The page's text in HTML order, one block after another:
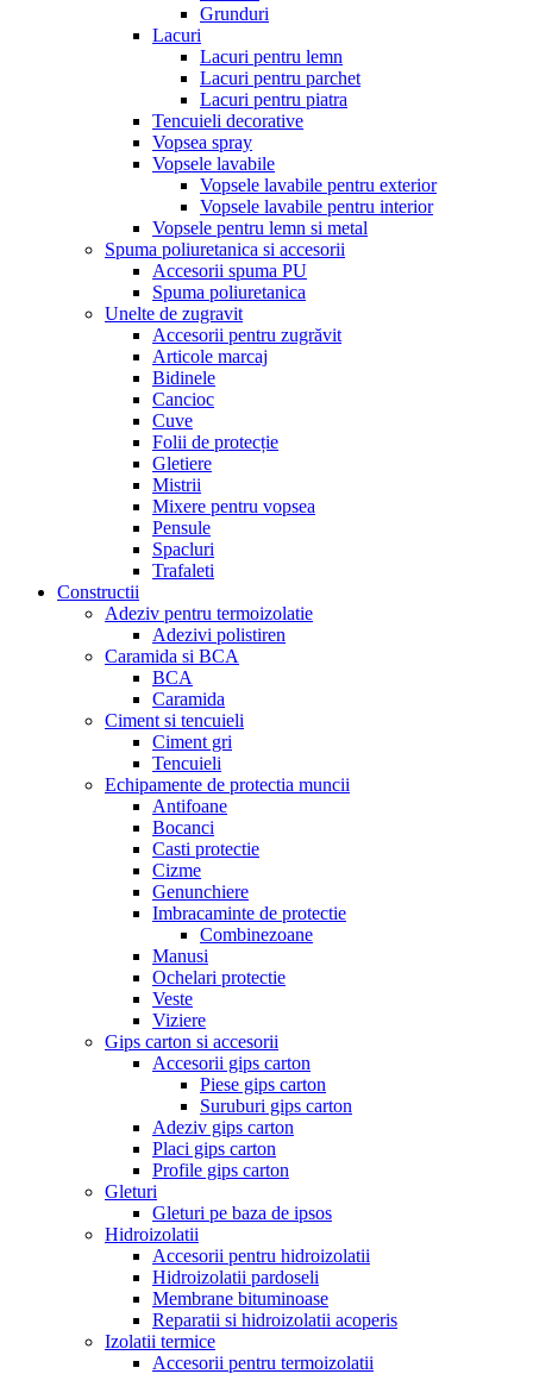
Grunduri
Lacuri
Lacuri pentru lemn
Lacuri pentru parchet
Lacuri pentru piatra
Tencuieli decorative
Vopsea spray
Vopsele lavabile
Vopsele lavabile pentru exterior
Vopsele lavabile pentru interior
Vopsele pentru lemn si metal
Spuma poliuretanica si accesorii
Accesorii spuma PU
Spuma poliuretanica
Unelte de zugravit
Accesorii pentru zugrăvit
Articole marcaj
Bidinele
Cancioc
Cuve
Folii de protecție
Gletiere
Mistrii
Mixere pentru vopsea
Pensule
Spacluri
Trafaleti
Constructii
Adeziv pentru termoizolatie
Adezivi polistiren
Caramida si BCA
BCA
Caramida
Ciment si tencuieli
Ciment gri
Tencuieli
Echipamente de protectia muncii
Antifoane
Bocanci
Casti protectie
Cizme
Genunchiere
Imbracaminte de protectie
Combinezoane
Manusi
Ochelari protectie
Veste
Viziere
Gips carton si accesorii
Accesorii gips carton
Piese gips carton
Suruburi gips carton
Adeziv gips carton
Placi gips carton
Profile gips carton
Gleturi
Gleturi pe baza de ipsos
Hidroizolatii
Accesorii pentru hidroizolatii
Hidroizolatii pardoseli
Membrane bituminoase
Reparatii si hidroizolatii acoperis
Izolatii termice
Accesorii pentru termoizolatii